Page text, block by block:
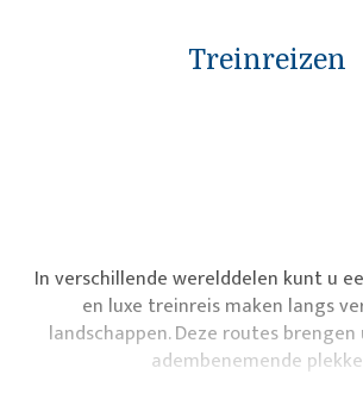
Treinreizen
In verschillende werelddelen kunt u
en luxe treinreis maken langs
landschappen. Deze routes
adembenemende